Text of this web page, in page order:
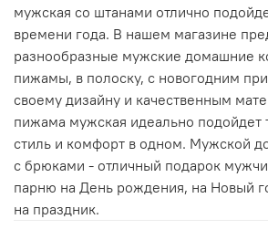
мужская со штанами отлично
времени года. В нашем магазине
разнообразные мужские домашние
пижамы, в полоску, с новогодним
своему дизайну и качественным
пижама мужская идеально подойдет
стиль и комфорт в одном. Мужской
с брюками - отличный подарок
парню на День рождения, на Новый
на праздник.